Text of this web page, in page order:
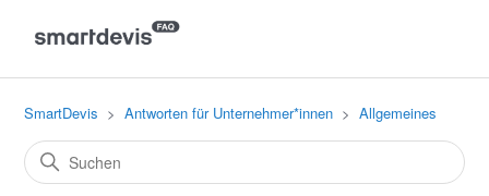
SmartDevis Antworten für Unternehmer*innen Allgemeines